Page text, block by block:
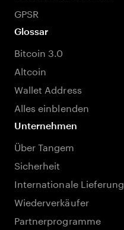
GPSR
Glossar
Bitcoin 3.0
Altcoin
Wallet Address
Alles einblenden
Unternehmen
Über Tangem
Sicherheit
Internationale Lieferung
Wiederverkäufer
Partnerprogramme